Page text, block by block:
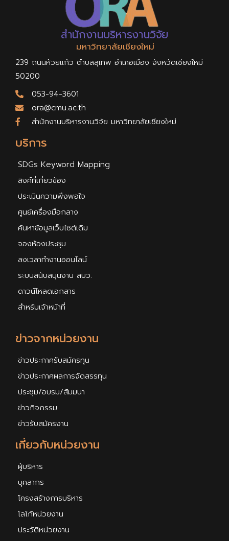
เกี่ยวกับหน่วยงาน
ผู้บริหาร
บุคลากร
โครงสร้างการบริหาร
โลโก้หน่วยงาน
ประวัติหน่วยงาน
ข่าวจากหน่วยงาน
ข่าวประกาศรับสมัครทุน
ข่าวประกาศผลการจัดสรรทุน
ประชุม/อบรม/สัมมนา
ข่าวกิจกรรม
ข่าวรับสมัครงาน
บริการ
SDGs Keyword Mapping
ลิงค์ที่เกี่ยวข้อง
ประเมินความพึงพอใจ
ศูนย์เครื่องมือกลาง
ค้นหาข้อมูลเว็บไซต์เดิม
จองห้องประชุม
ลงเวลาทำงานออนไลน์
ระบบสนับสนุนงาน สบว.
ดาวน์โหลดเอกสาร
สำหรับเจ้าหน้าที่
สำนักงานบริหารงานวิจัย
มหาวิทยาลัยเชียงใหม่
239 ถนนห้วยแก้ว ตำบลสุเทพ อำเภอเมือง จังหวัดเชียงใหม่
50200
053-94-3601
ora@cmu.ac.th
สำนักงานบริหารงานวิจัย มหาวิทยาลัยเชียงใหม่